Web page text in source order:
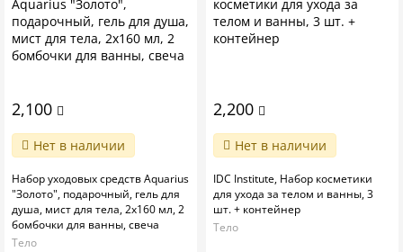
2,100
Нет в наличии
Набор уходовых средств Aquarius
"Золото", подарочный, гель для
душа, мист для тела, 2х160 мл, 2
бомбочки для ванны, свеча
Тело
2,200
Нет в наличии
IDC Institute, Набор косметики
для ухода за телом и ванны, 3
шт. + контейнер
Тело